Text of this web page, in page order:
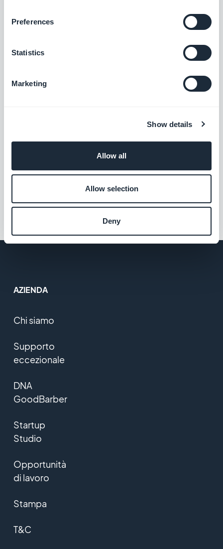
Preferences
Statistics
Marketing
Show details
Allow all
Allow selection
Deny
raccogli dati con l'integrazione del modulo
di GoodBarber.
AZIENDA
Chi siamo
Supporto
eccezionale
DNA
GoodBarber
Startup
Studio
Opportunità
di lavoro
Stampa
T&C